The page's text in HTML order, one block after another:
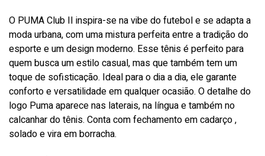
O PUMA Club II inspira-se na vibe do futebol e se adapta a
moda urbana, com uma mistura perfeita entre a tradição do
esporte e um design moderno. Esse tênis é perfeito para
quem busca um estilo casual, mas que também tem um
toque de sofisticação. Ideal para o dia a dia, ele garante
conforto e versatilidade em qualquer ocasião. O detalhe do
logo Puma aparece nas laterais, na língua e também no
calcanhar do tênis. Conta com fechamento em cadarço ,
solado e vira em borracha.